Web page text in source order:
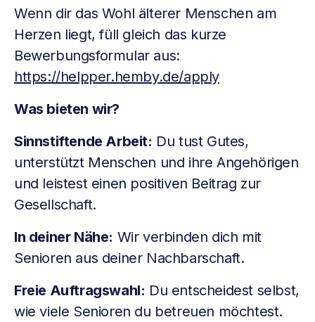
Wenn dir das Wohl älterer Menschen am
Herzen liegt, füll gleich das kurze
Bewerbungsformular aus:
https://helpper.hemby.de/apply
Was bieten wir?
Sinnstiftende Arbeit: Du tust Gutes,
unterstützt Menschen und ihre Angehörigen
und leistest einen positiven Beitrag zur
Gesellschaft.
In deiner Nähe: Wir verbinden dich mit
Senioren aus deiner Nachbarschaft.
Freie Auftragswahl: Du entscheidest selbst,
wie viele Senioren du betreuen möchtest.